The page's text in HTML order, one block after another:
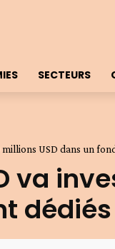
SECTEURS
USD dans un
va